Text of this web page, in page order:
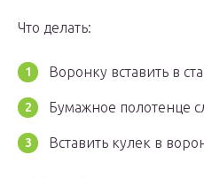
Что делать:
Воронку вставить в
Бумажное полотенце
Вставить кулек в